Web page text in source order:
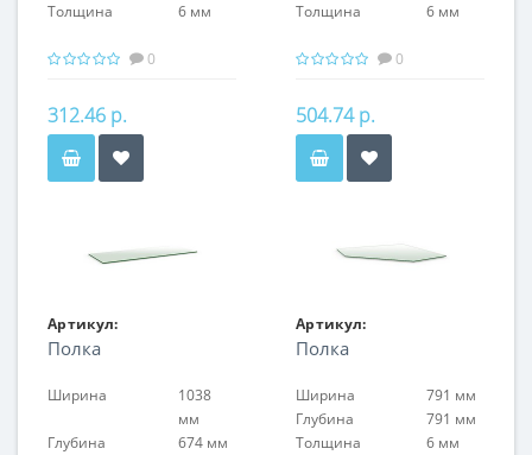
Толщина
6 мм
0
312.46 р.
Толщина
6 мм
0
504.74 р.
Артикул:
FIN.PL.120.NF.GL
Полка
Ширина
1038
мм
Глубина
674 мм
Артикул:
FIN.PL.CON.NF.GL
Полка
Ширина
791 мм
Глубина
791 мм
Толщина
6 мм